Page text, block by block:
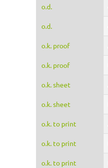
o.d.
o.d.
o.k. proof
o.k. proof
o.k. sheet
o.k. sheet
o.k. to print
o.k. to print
o.k. to print